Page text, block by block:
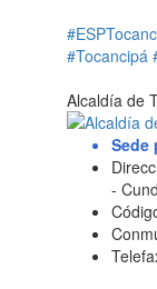
#Tocancipá
Alcaldía de
Sede
-